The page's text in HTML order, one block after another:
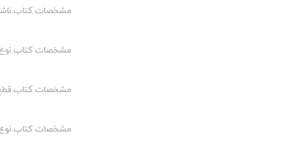
مشخصات
مشخصات
مشخصات
مشخصات